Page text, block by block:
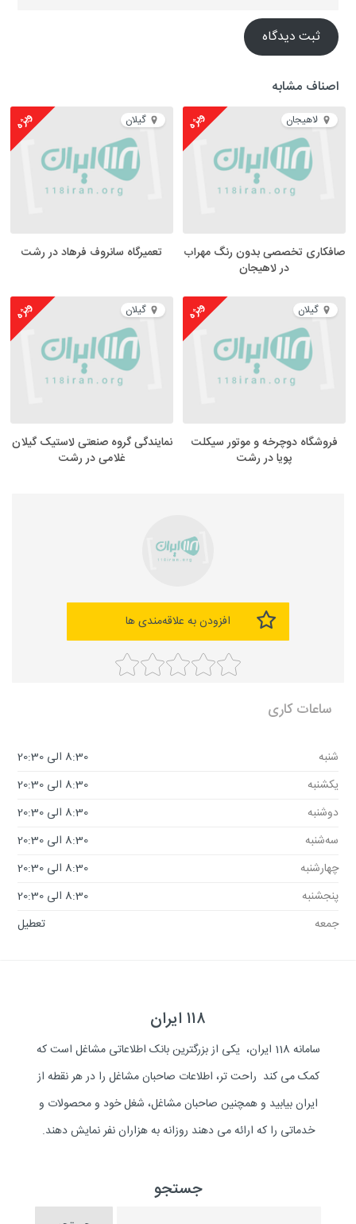
ثبت دیدگاه
اصناف مشابه
لاهیجان ویژه
صافکاری تخصصی بدون رنگ مهراب
در لاهیجان
گیلان ویژه
تعمیرگاه سانروف فرهاد در رشت
گیلان ویژه
فروشگاه دوچرخه و موتور سیکلت
پویا در رشت
گیلان ویژه
نمایندگی گروه صنعتی لاستیک گیلان
غلامی در رشت
افزودن به علاقه‌مندی ها
ساعات کاری
شنبه
8:30 الی 20:30
یکشنبه
8:30 الی 20:30
دوشنبه
8:30 الی 20:30
سه‌شنبه
8:30 الی 20:30
چهارشنبه
8:30 الی 20:30
پنجشنبه
8:30 الی 20:30
جمعه
تعطیل
۱۱۸ ایران
سامانه 118 ایران، یکی از بزرگترین بانک اطلاعاتی مشاغل است که
کمک می کند راحت تر، اطلاعات صاحبان مشاغل را در هر نقطه از
ایران بیابید و همچنین صاحبان مشاغل، شغل خود و محصولات و
خدماتی را که ارائه می دهند روزانه به هزاران نفر نمایش دهند.
جستجو